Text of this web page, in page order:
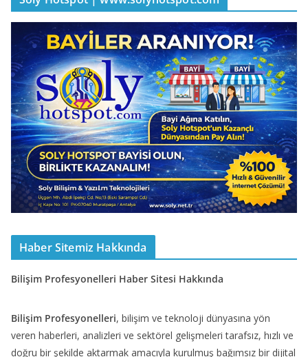
Haber Sitemiz Hakkında
Bilişim Profesyonelleri Haber Sitesi Hakkında
Bilişim Profesyonelleri, bilişim ve teknoloji dünyasına yön
veren haberleri, analizleri ve sektörel gelişmeleri tarafsız, hızlı ve
doğru bir şekilde aktarmak amacıyla kurulmuş bağımsız bir dijital